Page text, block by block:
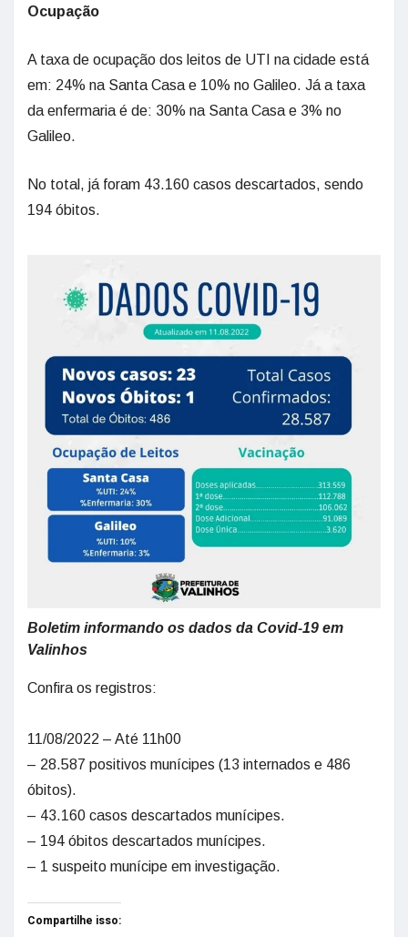
Ocupação
A taxa de ocupação dos leitos de UTI na cidade está
em: 24% na Santa Casa e 10% no Galileo. Já a taxa
da enfermaria é de: 30% na Santa Casa e 3% no
Galileo.
No total, já foram 43.160 casos descartados, sendo
194 óbitos.
Boletim informando os dados da Covid-19 em
Valinhos
Confira os registros:
11/08/2022 – Até 11h00
– 28.587 positivos munícipes (13 internados e 486
óbitos).
– 43.160 casos descartados munícipes.
– 194 óbitos descartados munícipes.
– 1 suspeito munícipe em investigação.
Compartilhe isso: